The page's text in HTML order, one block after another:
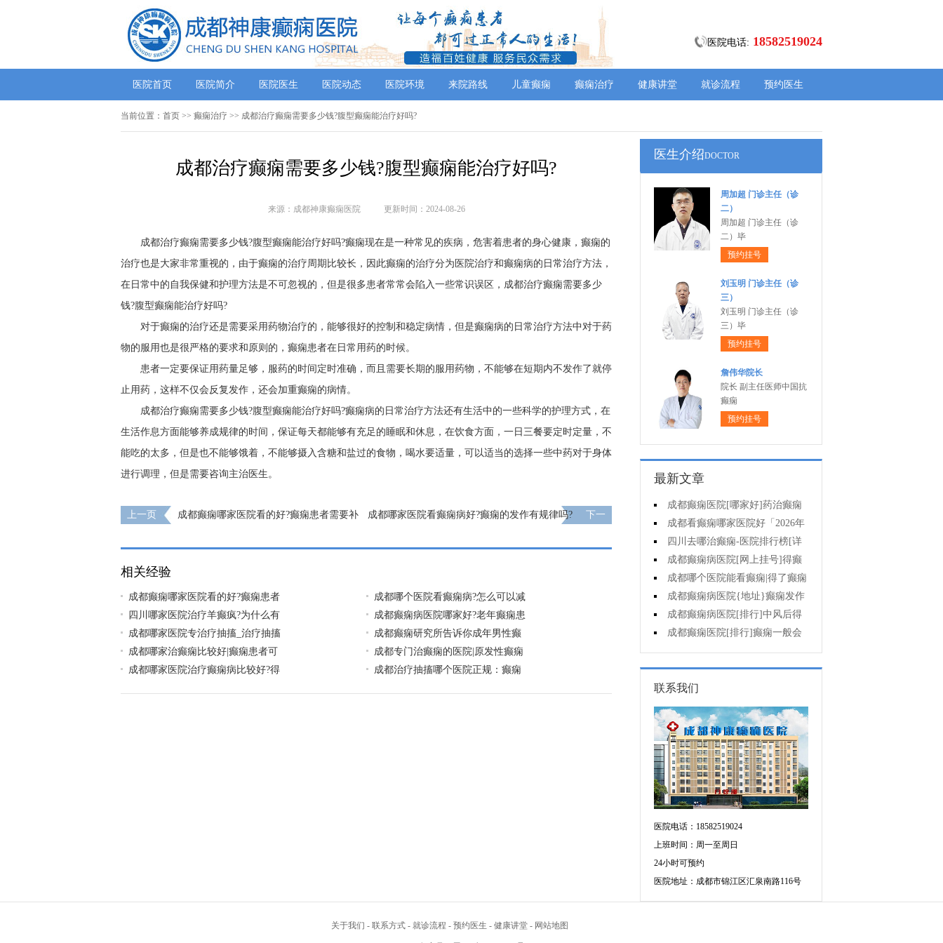
医院电话: 18582519024
医院首页 医院简介 医院医生 医院动态 医院环境 来院路线 儿童癫痫 癫痫治疗 健康讲堂 就诊流程 预约医生
当前位置： 首页 >> 癫痫治疗 >> 成都治疗癫痫需要多少钱?腹型癫痫能治疗好吗?
成都治疗癫痫需要多少钱?腹型癫痫能治疗好吗?
来源：成都神康癫痫医院 更新时间：2024-08-26
成都治疗癫痫需要多少钱?腹型癫痫能治疗好吗?癫痫现在是一种常见的疾病，危害着患者的身心健康，癫痫的
治疗也是大家非常重视的，由于癫痫的治疗周期比较长，因此癫痫的治疗分为医院治疗和癫痫病的日常治疗方法，
在日常中的自我保健和护理方法是不可忽视的，但是很多患者常常会陷入一些常识误区，成都治疗癫痫需要多少
钱?腹型癫痫能治疗好吗?
对于癫痫的治疗还是需要采用药物治疗的，能够很好的控制和稳定病情，但是癫痫病的日常治疗方法中对于药
物的服用也是很严格的要求和原则的，癫痫患者在日常用药的时候。
患者一定要保证用药量足够，服药的时间定时准确，而且需要长期的服用药物，不能够在短期内不发作了就停
止用药，这样不仅会反复发作，还会加重癫痫的病情。
成都治疗癫痫需要多少钱?腹型癫痫能治疗好吗?癫痫病的日常治疗方法还有生活中的一些科学的护理方式，在
生活作息方面能够养成规律的时间，保证每天都能够有充足的睡眠和休息，在饮食方面，一日三餐要定时定量，不
能吃的太多，但是也不能够饿着，不能够摄入含糖和盐过的食物，喝水要适量，可以适当的选择一些中药对于身体
进行调理，但是需要咨询主治医生。
上一页
成都癫痫哪家医院看的好?癫痫患者需要补
成都哪家医院看癫痫病好?癫痫的发作有规律吗?
下一
相关经验
成都癫痫哪家医院看的好?癫痫患者
成都哪个医院看癫痫病?怎么可以减
四川哪家医院治疗羊癫疯?为什么有
成都癫痫病医院哪家好?老年癫痫患
成都哪家医院专治疗抽搐_治疗抽搐
成都癫痫研究所告诉你成年男性癫
成都哪家治癫痫比较好|癫痫患者可
成都专门治癫痫的医院|原发性癫痫
成都哪家医院治疗癫痫病比较好?得
成都治疗抽搐哪个医院正规：癫痫
医生介绍DOCTOR
周加超 门诊主任（诊
二）
周加超 门诊主任（诊
二）毕
预约挂号
刘玉明 门诊主任（诊
三）
刘玉明 门诊主任（诊
三）毕
预约挂号
詹伟华院长
院长 副主任医师中国抗
癫痫
预约挂号
最新文章
成都癫痫医院[哪家好]药治癫痫
病怎么效果好?
成都看癫痫哪家医院好「2026年
度公布」立冬后癫痫病人应多注意
什么?
四川去哪治癫痫-医院排行榜[详
细排名]四川哪儿能有效治疗癫痫?
成都癫痫病医院[网上挂号]得癫
痫的女性母乳喂养时要注意什么?
成都哪个医院能看癫痫|得了癫痫
会有什么症状?
成都癫痫病医院{地址}癫痫发作
跟哪些因素有关?
成都癫痫病医院[排行]中风后得
的癫痫能治吗
成都癫痫医院[排行]癫痫一般会
出现哪些症状?
联系我们
医院电话：18582519024
上班时间：周一至周日
24小时可预约
医院地址：成都市锦江区汇泉南路116号
关于我们 - 联系方式 - 就诊流程 - 预约医生 - 健康讲堂 - 网站地图